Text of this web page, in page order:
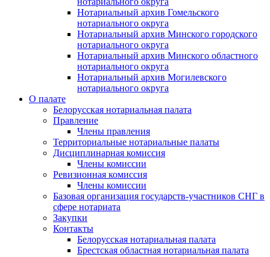
Нотариальный архив Гомельского
нотариального округа
Нотариальный архив Минского городского
нотариального округа
Нотариальный архив Минского областного
нотариального округа
Нотариальный архив Могилевского
нотариального округа
О палате
Белорусская нотариальная палата
Правление
Члены правления
Территориальные нотариальные палаты
Дисциплинарная комиссия
Члены комиссии
Ревизионная комиссия
Члены комиссии
Базовая организация государств-участников СНГ в
сфере нотариата
Закупки
Контакты
Белорусская нотариальная палата
Брестская областная нотариальная палата